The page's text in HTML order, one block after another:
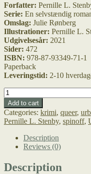
Forfatter: Pernille L.
Serie: En selvstændig
Omslag: Julie Rønberg
Illustrationer: Pernille L.
Udgivelsesår: 2021
Sider: 472
ISBN: 978-87-93349-71-1
Paperback
Leveringstid: 2-10
Et
manipuleret
liv
quantity
Add to cart
Categories: krimi, queer,
Pernille L. Stenby, spinoff,
Description
Reviews (0)
Description